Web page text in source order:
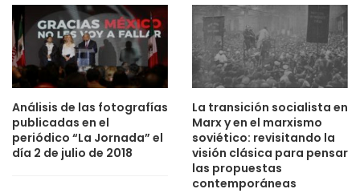
Análisis de las fotografías
publicadas en el
periódico “La Jornada” el
día 2 de julio de 2018
La transición socialista en
Marx y en el marxismo
soviético: revisitando la
visión clásica para pensar
las propuestas
contemporáneas